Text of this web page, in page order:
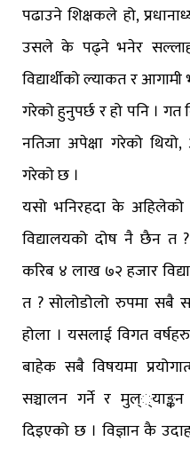
पढाउने शिक्षकले हो,
उसले के पढ्ने भनेर सल्लाह
विद्यार्थीको ल्याकत र
गरेको हुनुपर्छ र हो पनि । गत
नतिजा अपेक्षा गरेको
गरेको छ ।
यसो भनिरहदा के अहिलेको
विद्यालयको दोष नै छैन त
करिब ४ लाख ७२ हजार
त ? सोलोडोलो रुपमा सबै
होला । यसलाई विगत
बाहेक सबै विषयमा
सञ्चालन गर्ने र मुल््याङ्कन
दिइएको छ । विज्ञान कै